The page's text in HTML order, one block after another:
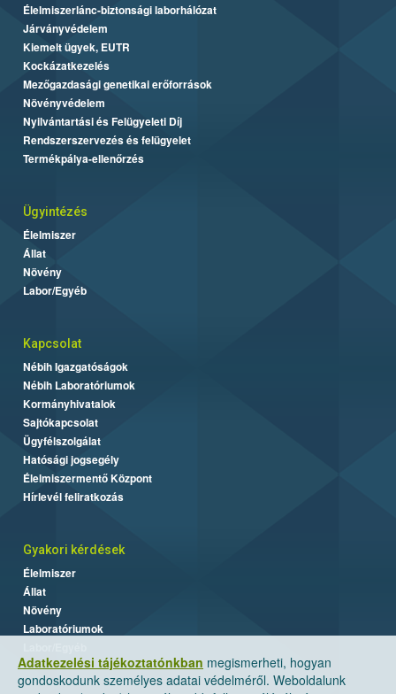
Adatkezelési tájékoztatónkban megismerheti, hogyan
gondoskodunk személyes adatai védelméről. Weboldalunk
Élelmiszerlánc-biztonsági laborhálózat
Járványvédelem
Kiemelt ügyek, EUTR
Kockázatkezelés
Mezőgazdasági genetikai erőforrások
Növényvédelem
Nyilvántartási és Felügyeleti Díj
Rendszerszervezés és felügyelet
Termékpálya-ellenőrzés
Ügyintézés
Élelmiszer
Állat
Növény
Labor/Egyéb
Kapcsolat
Nébih Igazgatóságok
Nébih Laboratóriumok
Kormányhivatalok
Sajtókapcsolat
Ügyfélszolgálat
Hatósági jogsegély
Élelmiszermentő Központ
Hírlevél feliratkozás
Gyakori kérdések
Élelmiszer
Állat
Növény
Laboratóriumok